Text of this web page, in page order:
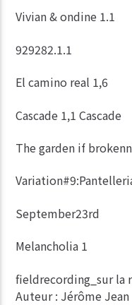
Vivian & ondine 1.1
929282.1.1
El camino real 1,6
Cascade 1,1 Cascade
The garden if
September23rd
Melancholia 1
fieldrecording_sur la
Auteur : Jérôme Jean